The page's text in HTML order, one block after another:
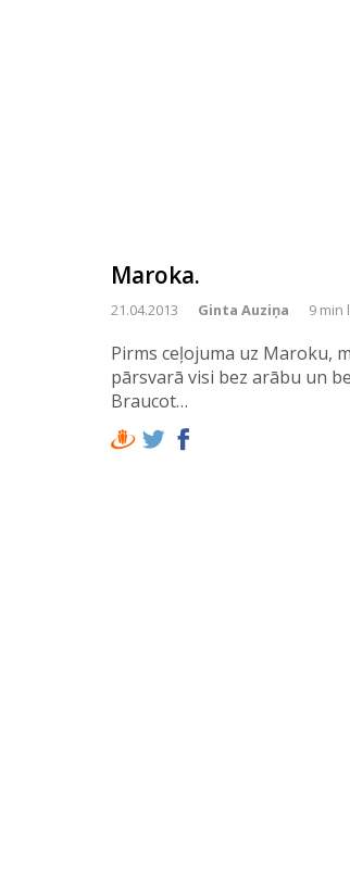
Maroka.
21.04.2013 Ginta Auziņa 9 min
Pirms ceļojuma uz Maroku,
pārsvarā visi bez arābu un
Braucot…